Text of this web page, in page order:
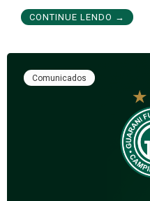
CONTINUE LENDO →
Comunicados